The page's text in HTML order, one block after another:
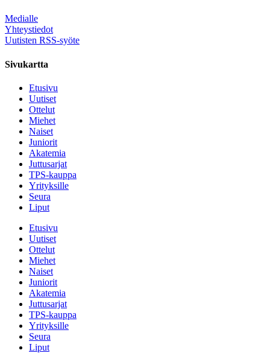
Medialle
Yhteystiedot
Uutisten RSS-syöte
Sivukartta
Etusivu
Uutiset
Ottelut
Miehet
Naiset
Juniorit
Akatemia
Juttusarjat
TPS-kauppa
Yrityksille
Seura
Liput
Etusivu
Uutiset
Ottelut
Miehet
Naiset
Juniorit
Akatemia
Juttusarjat
TPS-kauppa
Yrityksille
Seura
Liput